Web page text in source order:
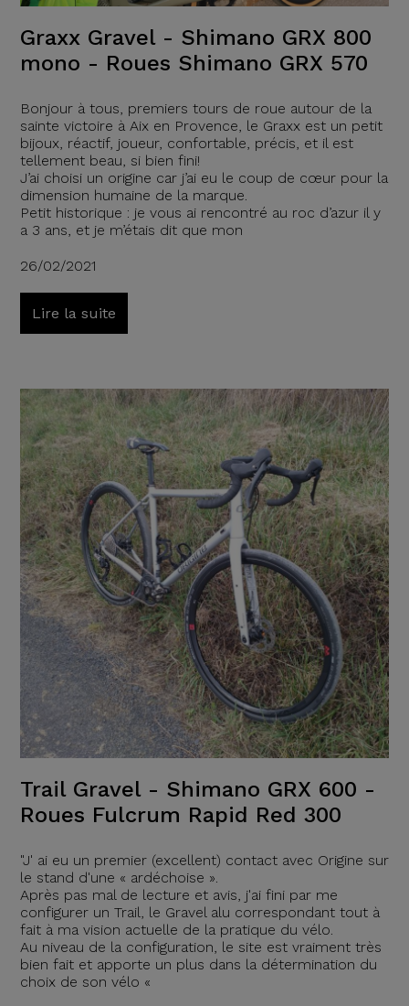
Graxx Gravel - Shimano GRX 800
mono - Roues Shimano GRX 570
Bonjour à tous, premiers tours de roue autour de la
sainte victoire à Aix en Provence, le Graxx est un petit
bijoux, réactif, joueur, confortable, précis, et il est
tellement beau, si bien fini!
J’ai choisi un origine car j’ai eu le coup de cœur pour la
dimension humaine de la marque.
Petit historique : je vous ai rencontré au roc d’azur il y
a 3 ans, et je m’étais dit que mon
26/02/2021
Lire la suite
Trail Gravel - Shimano GRX 600 -
Roues Fulcrum Rapid Red 300
"J' ai eu un premier (excellent) contact avec Origine sur
le stand d'une « ardéchoise ».
Après pas mal de lecture et avis, j'ai fini par me
configurer un Trail, le Gravel alu correspondant tout à
fait à ma vision actuelle de la pratique du vélo.
Au niveau de la configuration, le site est vraiment très
bien fait et apporte un plus dans la détermination du
choix de son vélo «